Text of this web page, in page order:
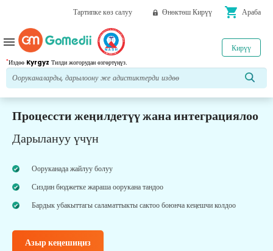
Тартипке көз салуу Өнөктөш Кирүү shopping_cart Араба
*Издөө Kyrgyz Тилди жогорудан өзгөртүңүз.
Кирүү
menu
Процессти жеңилдетүү жана интеграциялоо
Дарылануу үчүн
Ооруканада жайлуу болуу
Сиздин бюджетке жараша оорукана тандоо
Бардык убакыттагы саламаттыкты сактоо боюнча кеңешчи колдоо
Азыр кеңешиңиз